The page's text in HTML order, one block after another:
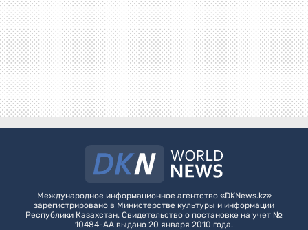
Международное информационное агентство «DKNews.kz»
зарегистрировано в Министерстве культуры и информации
Республики Казахстан. Свидетельство о постановке на учет №
10484-АА выдано 20 января 2010 года.